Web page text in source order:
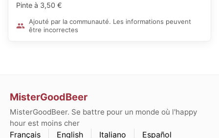
Pinte à 3,50 €
Ajouté par la communauté. Les informations peuvent
être incorrectes
MisterGoodBeer
MisterGoodBeer. Se battre pour un monde où l'happy
hour est moins cher
Français English Italiano Español